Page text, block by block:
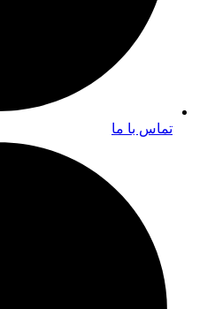
تماس با ما